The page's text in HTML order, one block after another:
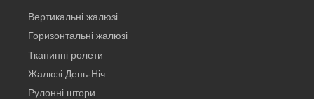
Вертикальнi жалюзi
Горизонтальні жалюзі
Тканинні ролети
Жалюзі День-Ніч
Рулонні штори